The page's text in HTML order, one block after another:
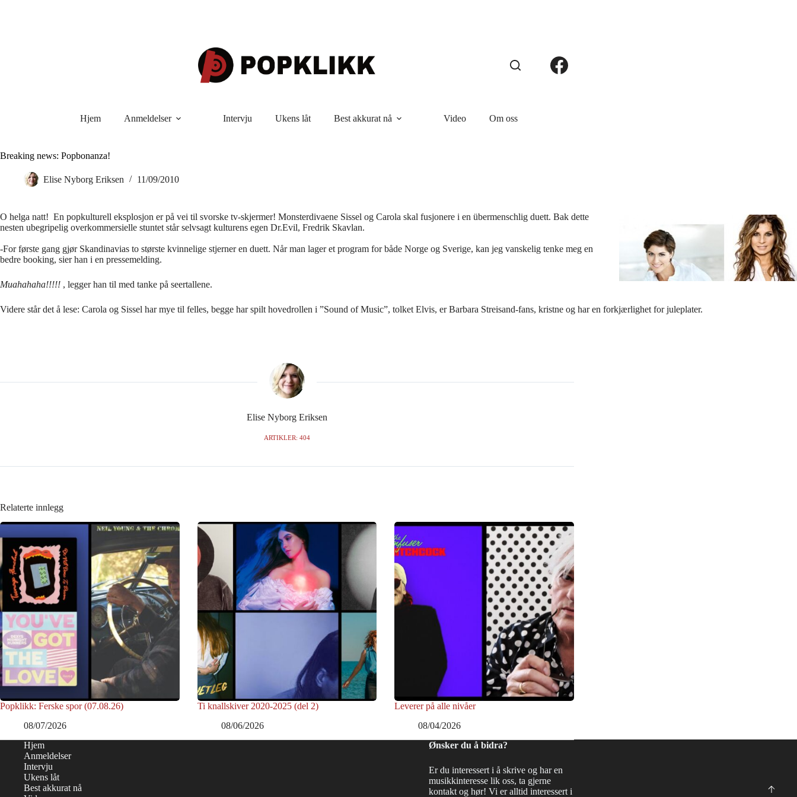
Hjem Anmeldelser Intervju Ukens låt Best akkurat nå Video Om oss
Breaking news: Popbonanza!
Elise Nyborg Eriksen 11/09/2010
O helga natt! En popkulturell eksplosjon er på vei til svorske tv-skjermer! Monsterdivaene Sissel og Carola skal fusjonere i en übermenschlig duett. Bak dette
nesten ubegripelig overkommersielle stuntet står selvsagt kulturens egen Dr.Evil, Fredrik Skavlan.
-For første gang gjør Skandinavias to største kvinnelige stjerner en duett. Når man lager et program for både Norge og Sverige, kan jeg vanskelig tenke meg en
bedre booking, sier han i en pressemelding.
Muahahaha!!!!! , legger han til med tanke på seertallene.
Videre står det å lese: Carola og Sissel har mye til felles, begge har spilt hovedrollen i ”Sound of Music”, tolket Elvis, er Barbara Streisand-fans, kristne og har en forkjærlighet for juleplater.
Elise Nyborg Eriksen
ARTIKLER: 404
Relaterte innlegg
Popklikk: Ferske spor (07.08.26)
08/07/2026
Ti knallskiver 2020-2025 (del 2)
08/06/2026
Leverer på alle nivåer
08/04/2026
Hjem
Anmeldelser
Intervju
Ukens låt
Best akkurat nå
Ønsker du å bidra?
Er du interessert i å skrive og har en
musikkinteresse lik oss, ta gjerne
kontakt og hør! Vi er alltid interessert i